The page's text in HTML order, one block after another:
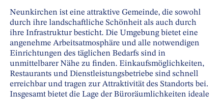
Neunkirchen ist eine attraktive Gemeinde, die sowohl
durch ihre landschaftliche Schönheit als auch durch
ihre Infrastruktur besticht. Die Umgebung bietet eine
angenehme Arbeitsatmosphäre und alle notwendigen
Einrichtungen des täglichen Bedarfs sind in
unmittelbarer Nähe zu finden. Einkaufsmöglichkeiten,
Restaurants und Dienstleistungsbetriebe sind schnell
erreichbar und tragen zur Attraktivität des Standorts bei.
Insgesamt bietet die Lage der Büroräumlichkeiten ideale